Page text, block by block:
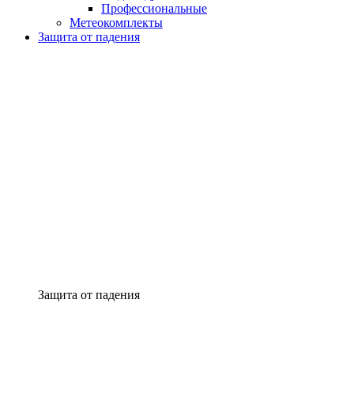
Профессиональные
Метеокомплекты
Защита от падения
Защита от падения